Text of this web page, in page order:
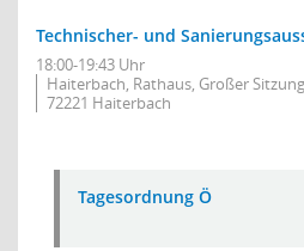
Technischer- und
18:00-19:43 Uhr
Haiterbach, Rathaus, Großer
72221 Haiterbach
Tagesordnung Ö